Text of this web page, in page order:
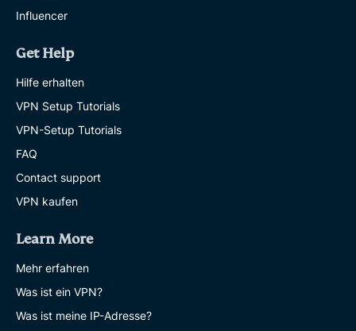
Influencer
Get Help
Hilfe erhalten
VPN Setup Tutorials
VPN-Setup Tutorials
FAQ
Contact support
VPN kaufen
Learn More
Mehr erfahren
Was ist ein VPN?
Was ist meine IP-Adresse?